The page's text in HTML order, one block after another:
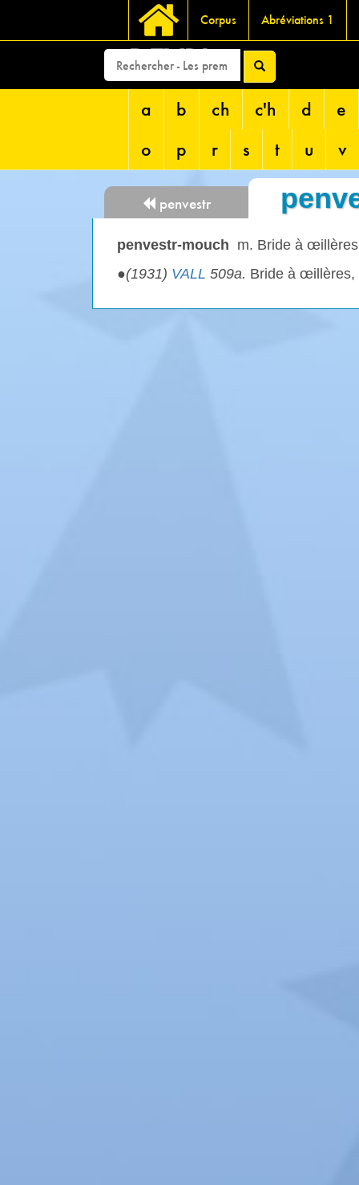
Corpus Abréviations 1
DEVRI
a b ch c'h d
e
o
p r s t u v
penvestr
penvestr-mouch m. Bride à
●(1931) VALL 509a. Bride à œillères,